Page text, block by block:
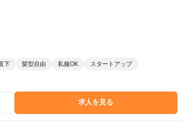
下 髪型自由 私服OK
スタートアップ
求人を見る